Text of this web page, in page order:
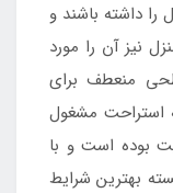
را داشته باشند و
نیز آن را مورد
منعطف برای
استراحت مشغول
بوده است و با
بهترین شرایط